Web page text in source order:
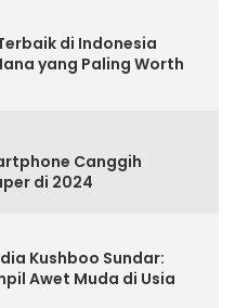
di Indonesia
yang Paling Worth
Canggih
di 2024
Kushboo Sundar:
Awet Muda di Usia